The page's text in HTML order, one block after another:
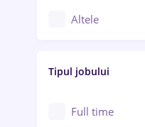
Arad
Altele
Asigurări
Au pair /
Tipul jobului
Full time